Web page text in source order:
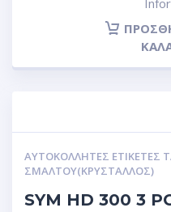
ΑΥΤΟΚΌΛΛΗΤΕΣ ΕΤΙΚΈΤΕΣ
ΣΜΆΛΤΟΥ(ΚΡΎΣΤΑΛΛΟΣ)
SYM HD 300 3